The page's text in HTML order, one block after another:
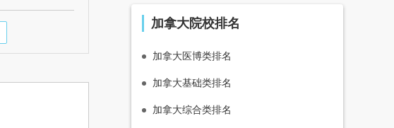
加拿大院校排名
加拿大医博类排名
加拿大基础类排名
加拿大综合类排名